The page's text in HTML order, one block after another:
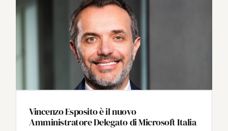
Vincenzo Esposito è il nuovo
Amministratore Delegato di Microsoft Italia